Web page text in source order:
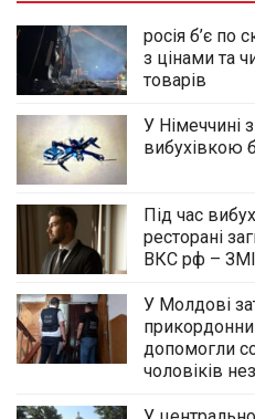
росія б’є по
з цінами та
товарів
У Німеччині
вибухівкою
Під час
ресторані
ВКС рф – ЗМІ
У Молдові
допомогли
чоловіків